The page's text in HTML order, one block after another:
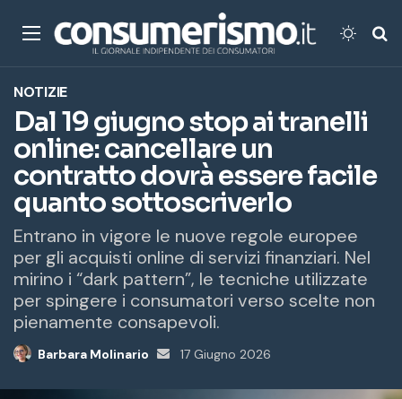
Menu
NOTIZIE
Dal 19 giugno stop ai tranelli
online: cancellare un
contratto dovrà essere facile
quanto sottoscriverlo
Entrano in vigore le nuove regole europee
per gli acquisti online di servizi finanziari. Nel
mirino i “dark pattern”, le tecniche utilizzate
per spingere i consumatori verso scelte non
pienamente consapevoli.
Barbara Molinario
Invia
17 Giugno 2026